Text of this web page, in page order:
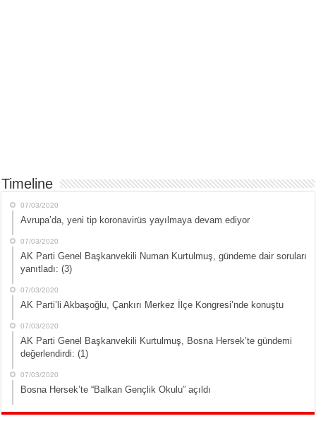
Timeline
07/03/2020
Avrupa’da, yeni tip koronavirüs yayılmaya devam ediyor
07/03/2020
AK Parti Genel Başkanvekili Numan Kurtulmuş, gündeme dair soruları
yanıtladı: (3)
07/03/2020
AK Parti’li Akbaşoğlu, Çankırı Merkez İlçe Kongresi’nde konuştu
07/03/2020
AK Parti Genel Başkanvekili Kurtulmuş, Bosna Hersek’te gündemi
değerlendirdi: (1)
07/03/2020
Bosna Hersek’te “Balkan Gençlik Okulu” açıldı